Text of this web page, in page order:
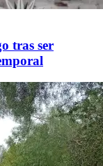
tras ser